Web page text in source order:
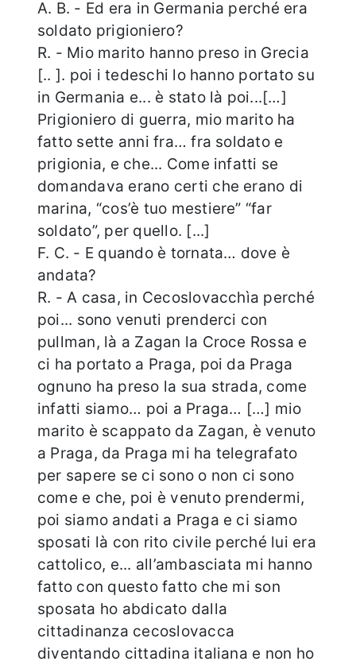
A. B. - Ed era in Germania perché era
soldato prigioniero?
R. - Mio marito hanno preso in Grecia
[.. ]. poi i tedeschi lo hanno portato su
in Germania e... è stato là poi...[…]
Prigioniero di guerra, mio marito ha
fatto sette anni fra… fra soldato e
prigionia, e che... Come infatti se
domandava erano certi che erano di
marina, “cos’è tuo mestiere” “far
soldato”, per quello. [...]
F. C. - E quando è tornata… dove è
andata?
R. - A casa, in Cecoslovacchìa perché
poi... sono venuti prenderci con
pullman, là a Zagan la Croce Rossa e
ci ha portato a Praga, poi da Praga
ognuno ha preso la sua strada, come
infatti siamo… poi a Praga… […] mio
marito è scappato da Zagan, è venuto
a Praga, da Praga mi ha telegrafato
per sapere se ci sono o non ci sono
come e che, poi è venuto prendermi,
poi siamo andati a Praga e ci siamo
sposati là con rito civile perché lui era
cattolico, e... all’ambasciata mi hanno
fatto con questo fatto che mi son
sposata ho abdicato dalla
cittadinanza cecoslovacca
diventando cittadina italiana e non ho